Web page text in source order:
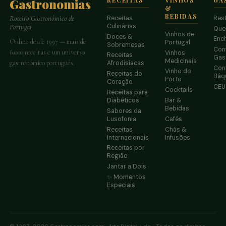
Gastronomias
Roteiro Gastronómico de
Portugal
Online desde 1997 — mais de
6.000 receitas e um universo
gastronómico português.
Receitas
Culinárias
Doces &
Sobremesas
Receitas
Afrodisíacas
Receitas do
Coração
Receitas para
Diabéticos
Sabores da
Lusofonia
Receitas
Internacionais
Receitas por
Região
Jantar a Dois
✨ Momentos
Especiais
&
BEBIDAS
Vinhos de
Portugal
Vinhos
Medicinais
Vinho do
Porto
Cocktails
Bar &
Bebidas
Cafés
Chás &
Infusões